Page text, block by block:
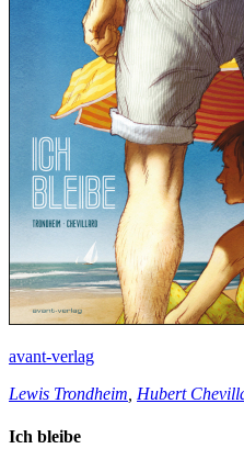
avant-verlag
Lewis Trondheim Hubert
Ich bleibe